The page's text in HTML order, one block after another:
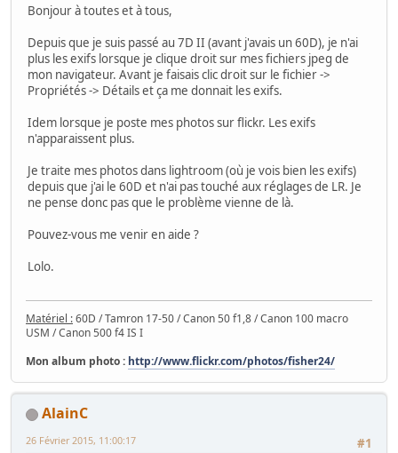
Bonjour à toutes et à tous,
Depuis que je suis passé au 7D II (avant j'avais un 60D), je n'ai
plus les exifs lorsque je clique droit sur mes fichiers jpeg de
mon navigateur. Avant je faisais clic droit sur le fichier ->
Propriétés -> Détails et ça me donnait les exifs.
Idem lorsque je poste mes photos sur flickr. Les exifs
n'apparaissent plus.
Je traite mes photos dans lightroom (où je vois bien les exifs)
depuis que j'ai le 60D et n'ai pas touché aux réglages de LR. Je
ne pense donc pas que le problème vienne de là.
Pouvez-vous me venir en aide ?
Lolo.
Matériel :60D / Tamron 17-50 / Canon 50 f1,8 / Canon 100 macro
USM / Canon 500 f4 IS I
Mon album photo : http://www.flickr.com/photos/fisher24/
AlainC
#1
26 Février 2015, 11:00:17